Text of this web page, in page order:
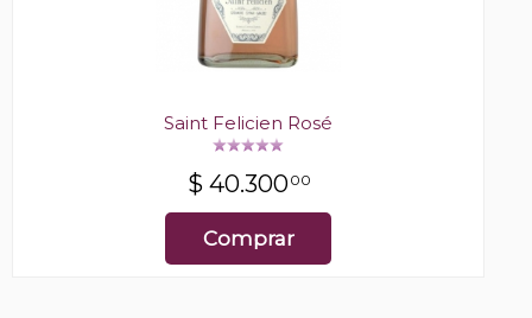
Saint Felicien Rosé
$ 40.30000
Comprar